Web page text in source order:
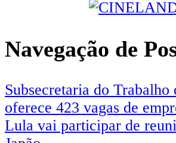
Navegação de
Subsecretaria do Trabalho
oferece 423 vagas de
Lula vai participar de